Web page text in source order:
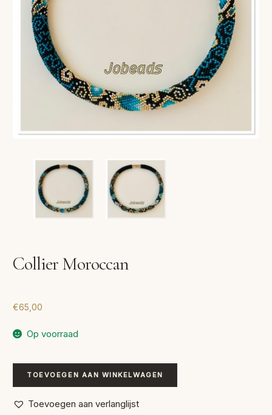
VERLANGLIJST
VERZENDKOSTEN
VOLG BESTELLING
Collier Moroccan
€65,00
Op voorraad
Collier
Moroccan
aantal
TOEVOEGEN AAN WINKELWAGEN
Toevoegen aan verlanglijst